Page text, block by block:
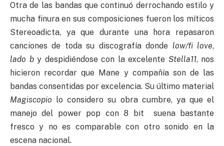
Otra de las bandas que continuó derrochando estilo y
mucha finura en sus composiciones fueron los míticos
Stereoadicta, ya que durante una hora repasaron
canciones de toda su discografía donde low/fi love,
lado by despidiéndose con la excelente Stella11, nos
hicieron recordar que Mane y compañía son de las
bandas consentidas por excelencia. Su último material
Magiscopio lo considero su obra cumbre, ya que el
manejo del power pop con 8 bit suena bastante
fresco y no es comparable con otro sonido en la
escena nacional.